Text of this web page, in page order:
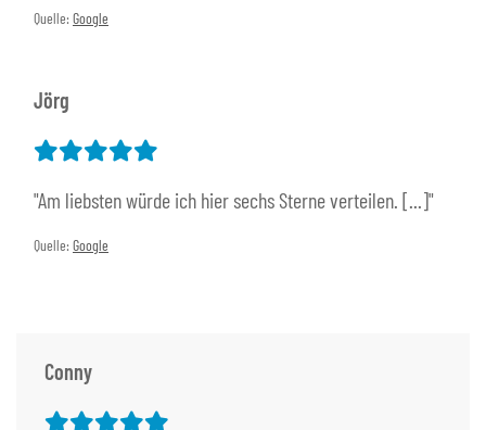
Quelle: Google
Jörg
"Am liebsten würde ich hier sechs Sterne verteilen. [...]"
Quelle: Google
Conny